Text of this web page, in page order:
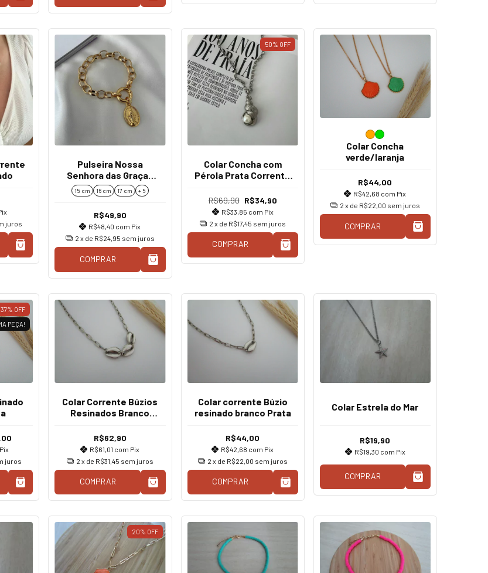
juros
Pulseira Nossa
Senhora das Graças
Fecho Mosquetão
15 cm 16 cm 17 cm + 5
R$49,90
R$48,40 com Pix
2 x de R$24,95 sem juros
COMPRAR
50% OFF
Colar Concha com
Pérola Prata Corrente
R$69,90 R$34,90
R$33,85 com Pix
2 x de R$17,45 sem juros
COMPRAR
Colar Concha
verde/laranja
R$44,00
R$42,68 com Pix
2 x de R$22,00 sem juros
COMPRAR
37% OFF
PEÇA!
Pix
juros
Colar Corrente Búzios
Resinados Branco
R$62,90
R$61,01 com Pix
2 x de R$31,45 sem juros
COMPRAR
Colar corrente Búzio
resinado branco Prata
R$44,00
R$42,68 com Pix
2 x de R$22,00 sem juros
COMPRAR
Colar Estrela do Mar
R$19,90
R$19,30 com Pix
COMPRAR
20% OFF